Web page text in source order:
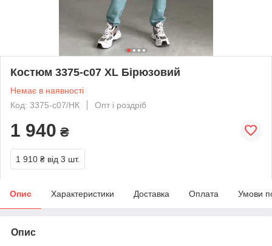
Костюм 3375-c07 XL Бірюзовий
Немає в наявності
Код: 3375-с07/НК
Опт і роздріб
1 940 ₴
1 910 ₴ від 3 шт.
Опис Характеристики Доставка Оплата Умови
Опис